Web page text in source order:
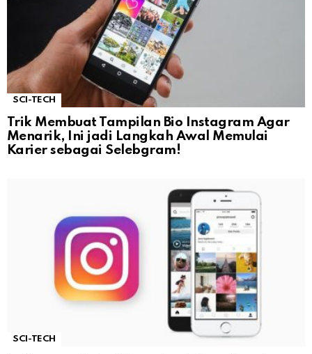
SCI-TECH
Trik Membuat Tampilan Bio Instagram Agar
Menarik, Ini jadi Langkah Awal Memulai
Karier sebagai Selebgram!
SCI-TECH